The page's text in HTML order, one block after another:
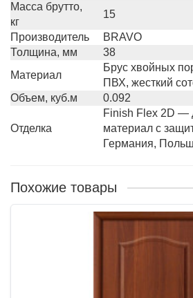
Масса брутто,
кг
15
Производитель
BRAVO
Толщина, мм
38
Материал
Брус хвойных
ПВХ, жесткий
Объем, куб.м
0.092
Отделка
Finish Flex 2D —
материал с
Германия,
Похожие товары